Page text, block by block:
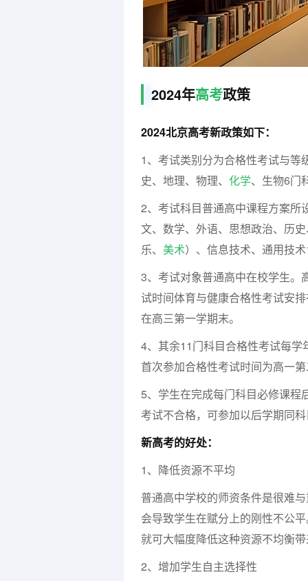
2024年高考政策
2024北京高考新政策如下：
1、考试类别分为合格性考试与等
史、地理、物理、 化学、生物6门
2、考试科目普通高中课程方案所
文、数学、外语、思想政治、历
乐、 美术）、信息技术、通用技
3、考试对象普通高中在校学生。
试时间体育与健康合格性考试安
在高三第一学期末。
4、其余11门科目合格性考试每
首次参加合格性考试时间为高一
5、学生在完成每门科目必修课程
考试不合格，可参加以后学期同
新高考的好处：
1、降低资源不平均
普通高中学校的师资条件是很难
会导致学生在赋分上的刚性不公
就可大幅度降低这种资源不均衡
2、增加学生自主选择性